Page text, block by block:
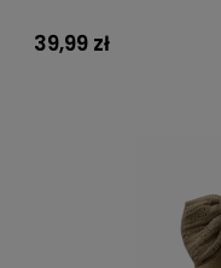
39,99 zł